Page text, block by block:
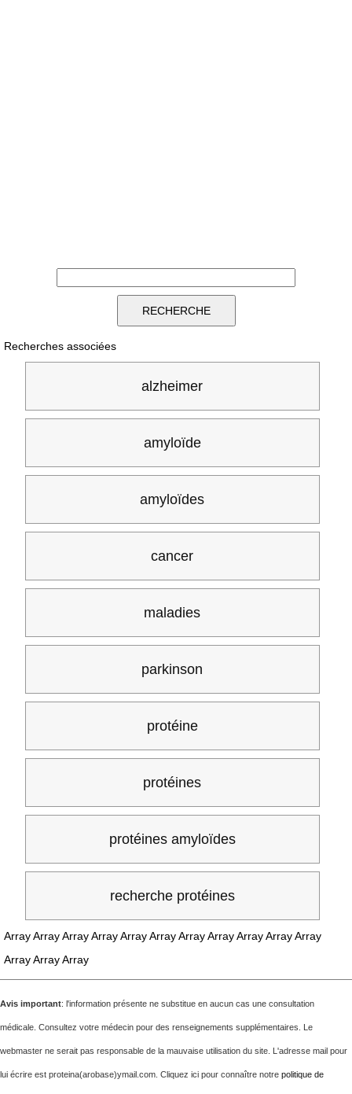
Recherches associées
alzheimer
amyloïde
amyloïdes
cancer
maladies
parkinson
protéine
protéines
protéines amyloïdes
recherche protéines
Array Array Array Array Array Array Array Array Array Array Array
Array Array Array
Avis important: l'information présente ne substitue en aucun cas une consultation
médicale. Consultez votre médecin pour des renseignements supplémentaires. Le
webmaster ne serait pas responsable de la mauvaise utilisation du site. L'adresse mail pour
lui écrire est proteina(arobase)ymail.com. Cliquez ici pour connaître notre politique de